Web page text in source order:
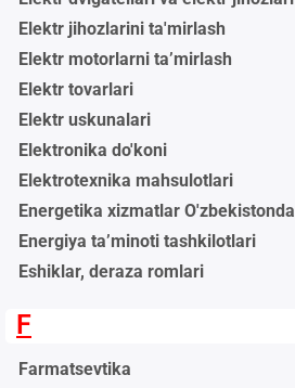
Elektr jihozlarini ta'mirlash
Elektr motorlarni ta’mirlash
Elektr tovarlari
Elektr uskunalari
Elektronika do'koni
Elektrotexnika mahsulotlari
Energetika xizmatlar O'zbekistonda
Energiya ta’minoti tashkilotlari
Eshiklar, deraza romlari
F
Farmatsevtika